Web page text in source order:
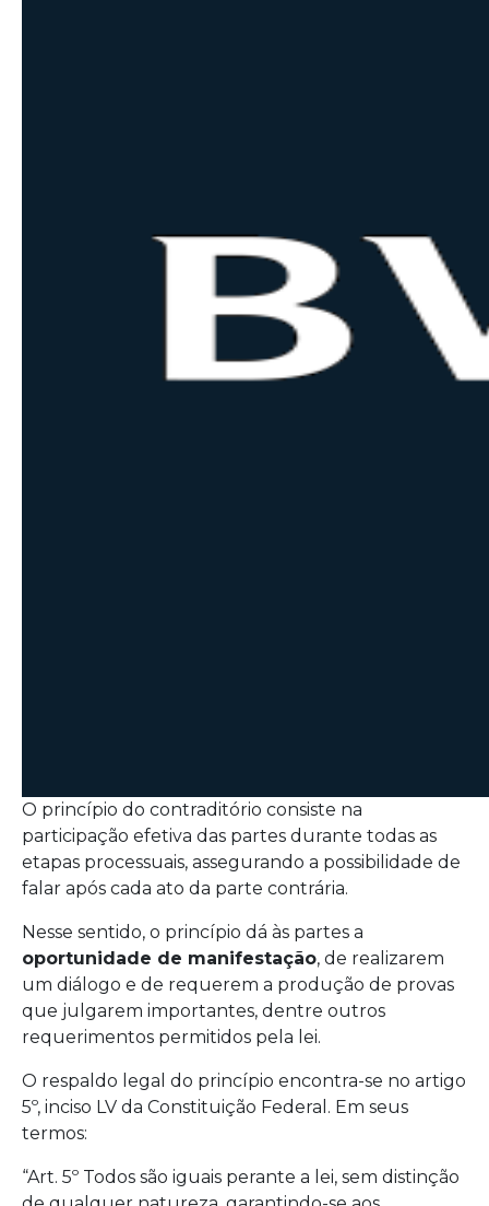
O princípio do contraditório consiste na
participação efetiva das partes durante todas as
etapas processuais, assegurando a possibilidade de
falar após cada ato da parte contrária.
Nesse sentido, o princípio dá às partes a
oportunidade de manifestação, de realizarem
um diálogo e de requerem a produção de provas
que julgarem importantes, dentre outros
requerimentos permitidos pela lei.
O respaldo legal do princípio encontra-se no artigo
5º, inciso LV da Constituição Federal. Em seus
termos:
“Art. 5º Todos são iguais perante a lei, sem distinção